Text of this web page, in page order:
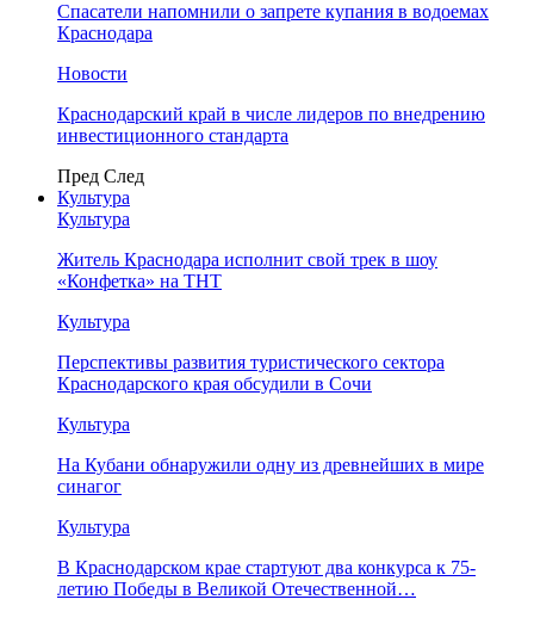
Спасатели напомнили о запрете купания в водоемах
Краснодара
Новости
Краснодарский край в числе лидеров по внедрению
инвестиционного стандарта
Пред След
Культура
Культура
Житель Краснодара исполнит свой трек в шоу
«Конфетка» на ТНТ
Культура
Перспективы развития туристического сектора
Краснодарского края обсудили в Сочи
Культура
На Кубани обнаружили одну из древнейших в мире
синагог
Культура
В Краснодарском крае стартуют два конкурса к 75-
летию Победы в Великой Отечественной…